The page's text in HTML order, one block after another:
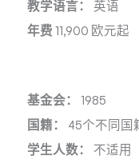
教学语言： 英语
年费 11,900 欧元起
基金会： 1985
国籍： 45个不同国
学生人数： 不适用